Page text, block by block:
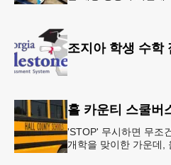
조지아 학생 수학
홀 카운티 스쿨버
'STOP' 무시하면 무조
개학을 맞이한 가운데,